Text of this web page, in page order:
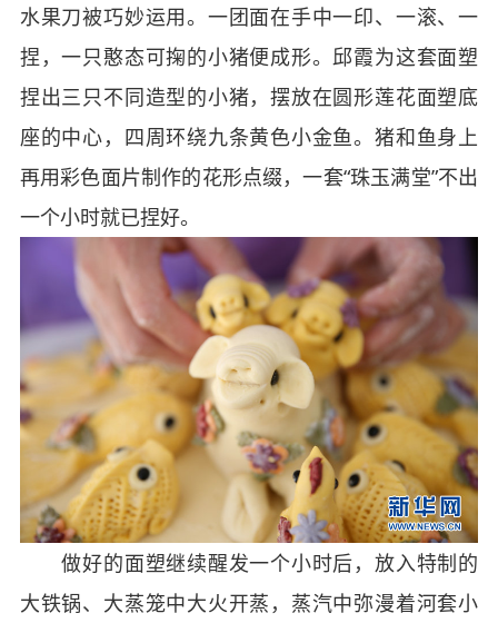
水果刀被巧妙运用。一团面在手中一印、一滚、一
捏，一只憨态可掬的小猪便成形。邱霞为这套面塑
捏出三只不同造型的小猪，摆放在圆形莲花面塑底
座的中心，四周环绕九条黄色小金鱼。猪和鱼身上
再用彩色面片制作的花形点缀，一套“珠玉满堂”不出
一个小时就已捏好。
做好的面塑继续醒发一个小时后，放入特制的
大铁锅、大蒸笼中大火开蒸，蒸汽中弥漫着河套小